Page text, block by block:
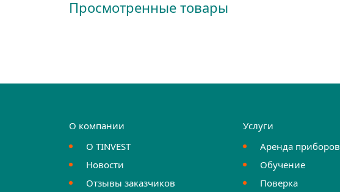
Просмотренные товары
О компании
О TINVEST
Новости
Отзывы заказчиков
Услуги
Аренда приборов
Обучение
Поверка